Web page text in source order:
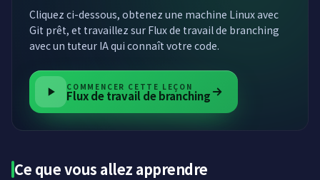
Cliquez ci-dessous, obtenez une machine Linux avec
Git prêt, et travaillez sur Flux de travail de branching
avec un tuteur IA qui connaît votre code.
COMMENCER CETTE LEÇON
Flux de travail de branching
Ce que vous allez apprendre